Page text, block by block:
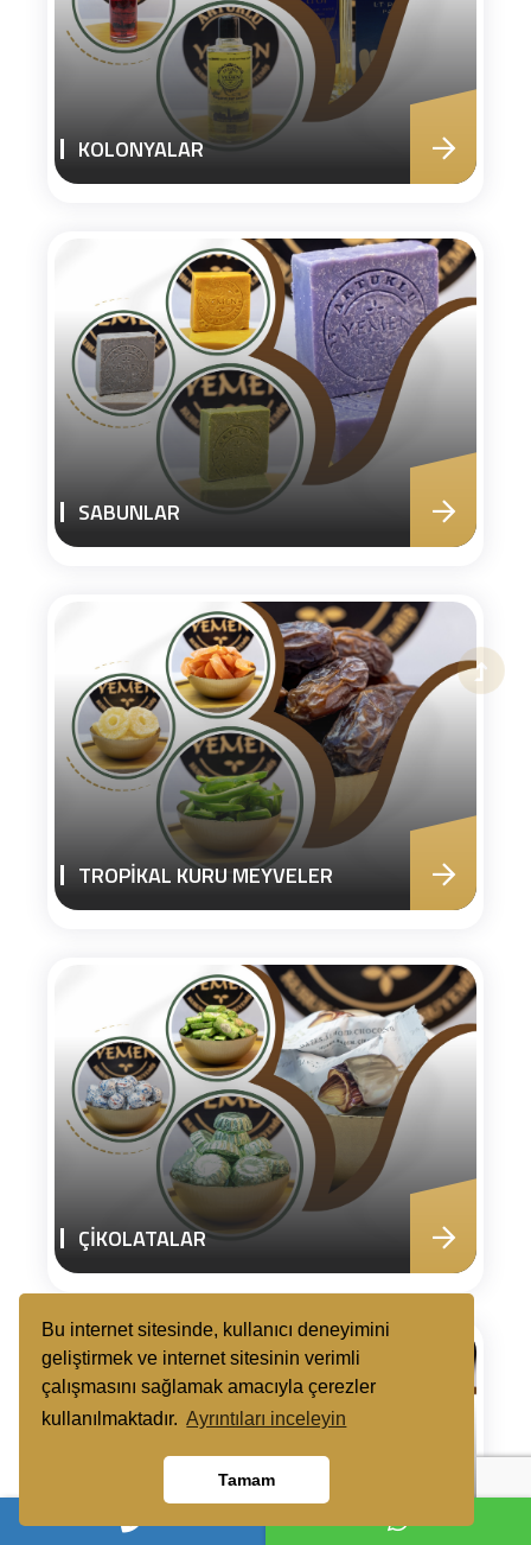
Bu internet sitesinde, kullanıcı deneyimini
geliştirmek ve internet sitesinin verimli
çalışmasını sağlamak amacıyla çerezler
kullanılmaktadır. Ayrıntıları inceleyin
Tamam
KOLONYALAR
SABUNLAR
TROPİKAL KURU MEYVELER
ÇİKOLATALAR